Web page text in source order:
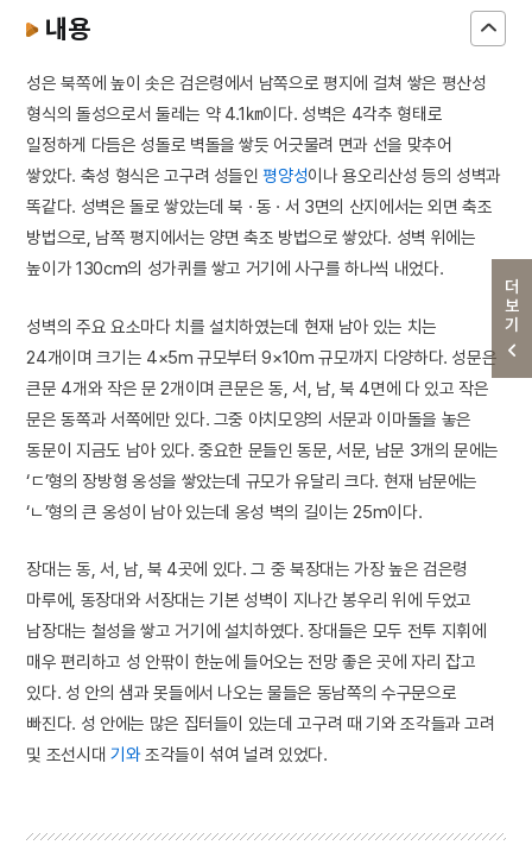
더보기
내용
성은 북쪽에 높이 솟은 검은령에서 남쪽으로 평지에 걸쳐 쌓은 평산성
형식의 돌성으로서 둘레는 약 4.1㎞이다. 성벽은 4각추 형태로
일정하게 다듬은 성돌로 벽돌을 쌓듯 어긋물려 면과 선을 맞추어
쌓았다. 축성 형식은 고구려 성들인평양성이나 용오리산성 등의 성벽과
똑같다. 성벽은 돌로 쌓았는데 북 · 동 · 서 3면의 산지에서는 외면 축조
방법으로, 남쪽 평지에서는 양면 축조 방법으로 쌓았다. 성벽 위에는
높이가 130cm의 성가퀴를 쌓고 거기에 사구를 하나씩 내었다.
성벽의 주요 요소마다 치를 설치하였는데 현재 남아 있는 치는
24개이며 크기는 4×5m 규모부터 9×10m 규모까지 다양하다. 성문은
큰문 4개와 작은 문 2개이며 큰문은 동, 서, 남, 북 4면에 다 있고 작은
문은 동쪽과 서쪽에만 있다. 그중 아치모양의 서문과 이마돌을 놓은
동문이 지금도 남아 있다. 중요한 문들인 동문, 서문, 남문 3개의 문에는
‘ㄷ’형의 장방형 옹성을 쌓았는데 규모가 유달리 크다. 현재 남문에는
‘ㄴ’형의 큰 옹성이 남아 있는데 옹성 벽의 길이는 25m이다.
장대는 동, 서, 남, 북 4곳에 있다. 그 중 북장대는 가장 높은 검은령
마루에, 동장대와 서장대는 기본 성벽이 지나간 봉우리 위에 두었고
남장대는 철성을 쌓고 거기에 설치하였다. 장대들은 모두 전투 지휘에
매우 편리하고 성 안팎이 한눈에 들어오는 전망 좋은 곳에 자리 잡고
있다. 성 안의 샘과 못들에서 나오는 물들은 동남쪽의 수구문으로
빠진다. 성 안에는 많은 집터들이 있는데 고구려 때 기와 조각들과 고려
및 조선시대 기와조각들이 섞여 널려 있었다.